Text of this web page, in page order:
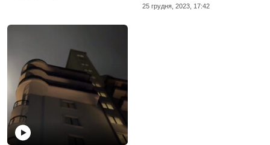
25 грудня, 2023, 17:42